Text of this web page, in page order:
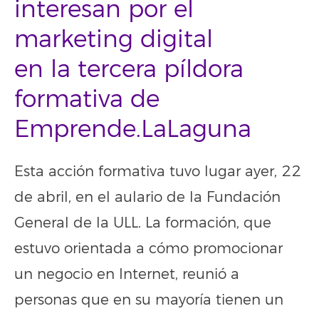
interesan por el
marketing digital
en la tercera píldora
formativa de
Emprende.LaLaguna
Esta acción formativa tuvo lugar ayer, 22
de abril, en el aulario de la Fundación
General de la ULL. La formación, que
estuvo orientada a cómo promocionar
un negocio en Internet, reunió a
personas que en su mayoría tienen un